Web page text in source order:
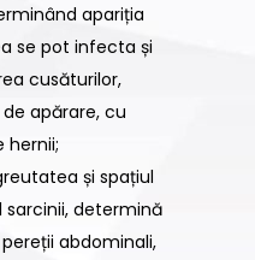
apariția
se pot infecta și
cusăturilor,
apărare, cu
hernii;
și spațiul
determină
abdominali,